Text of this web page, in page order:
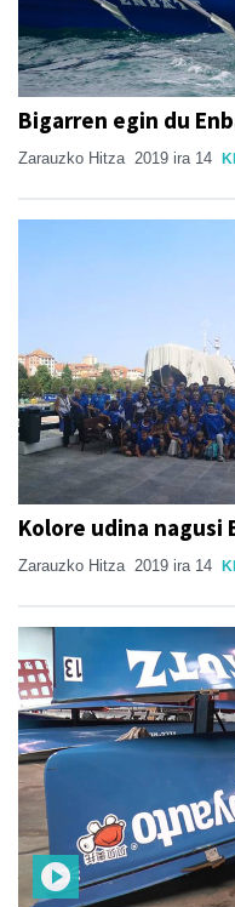
Bigarren egin du
Zarauzko Hitza 2019 ira 14
Kolore udina nagusi
Zarauzko Hitza 2019 ira 14